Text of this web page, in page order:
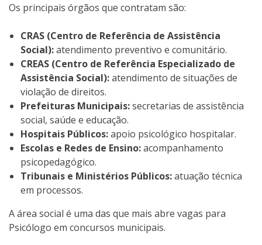
Os principais órgãos que contratam são:
CRAS (Centro de Referência de Assistência
Social):atendimento preventivo e comunitário.
CREAS (Centro de Referência Especializado de
Assistência Social):atendimento de situações de
violação de direitos.
Prefeituras Municipais:secretarias de assistência
social, saúde e educação.
Hospitais Públicos:apoio psicológico hospitalar.
Escolas e Redes de Ensino:acompanhamento
psicopedagógico.
Tribunais e Ministérios Públicos:atuação técnica
em processos.
A área social é uma das que mais abre vagas para
Psicólogo em concursos municipais.